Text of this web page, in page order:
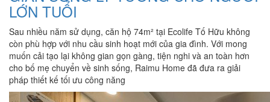
LỚN TUỔI
Sau nhiều năm sử dụng, căn hộ 74m² tại Ecolife Tố Hữu không
còn phù hợp với nhu cầu sinh hoạt mới của gia đình. Với mong
muốn cải tạo lại không gian gọn gàng, tiện nghi và an toàn hơn
cho bố mẹ chuyển về sinh sống, Raimu Home đã đưa ra giải
pháp thiết kế tối ưu công năng